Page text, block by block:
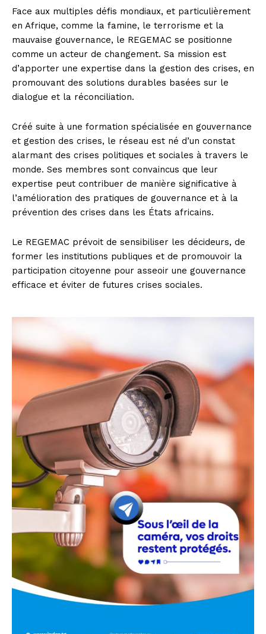
Face aux multiples défis mondiaux, et particulièrement
en Afrique, comme la famine, le terrorisme et la
mauvaise gouvernance, le REGEMAC se positionne
comme un acteur de changement. Sa mission est
d’apporter une expertise dans la gestion des crises, en
promouvant des solutions durables basées sur le
dialogue et la réconciliation.
Créé suite à une formation spécialisée en gouvernance
et gestion des crises, le réseau est né d’un constat
alarmant des crises politiques et sociales à travers le
monde. Ses membres sont convaincus que leur
expertise peut contribuer de manière significative à
l’amélioration des pratiques de gouvernance et à la
prévention des crises dans les États africains.
Le REGEMAC prévoit de sensibiliser les décideurs, de
former les institutions publiques et de promouvoir la
participation citoyenne pour asseoir une gouvernance
efficace et éviter de futures crises sociales.